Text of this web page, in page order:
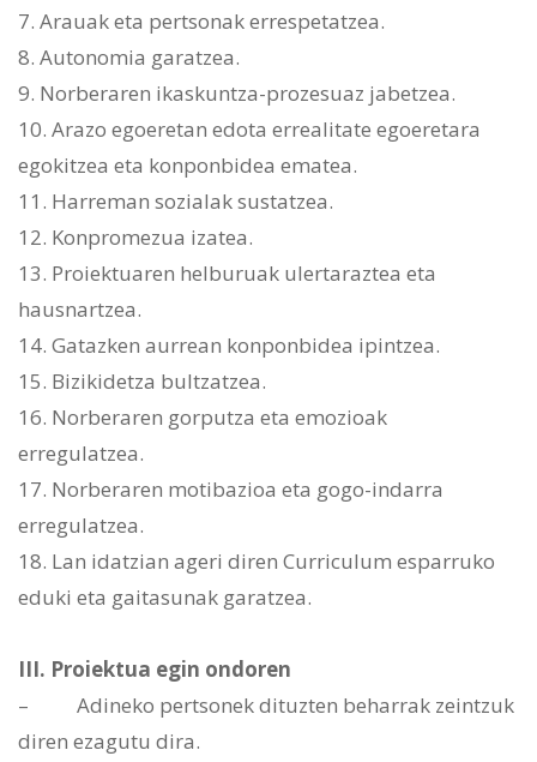
7. Arauak eta pertsonak errespetatzea.
8. Autonomia garatzea.
9. Norberaren ikaskuntza-prozesuaz jabetzea.
10. Arazo egoeretan edota errealitate egoeretara
egokitzea eta konponbidea ematea.
11. Harreman sozialak sustatzea.
12. Konpromezua izatea.
13. Proiektuaren helburuak ulertaraztea eta
hausnartzea.
14. Gatazken aurrean konponbidea ipintzea.
15. Bizikidetza bultzatzea.
16. Norberaren gorputza eta emozioak
erregulatzea.
17. Norberaren motibazioa eta gogo-indarra
erregulatzea.
18. Lan idatzian ageri diren Curriculum esparruko
eduki eta gaitasunak garatzea.
III. Proiektua egin ondoren
– Adineko pertsonek dituzten beharrak zeintzuk
diren ezagutu dira.